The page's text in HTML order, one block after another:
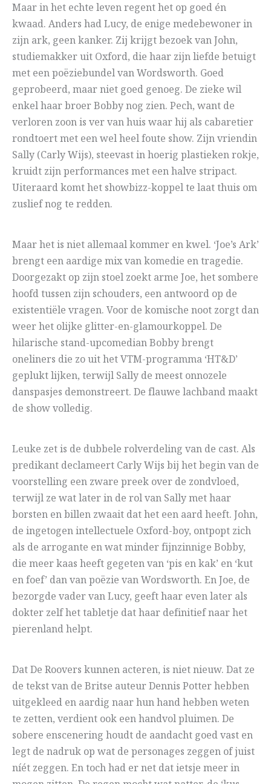
Maar in het echte leven regent het op goed én
kwaad. Anders had Lucy, de enige medebewoner in
zijn ark, geen kanker. Zij krijgt bezoek van John,
studiemakker uit Oxford, die haar zijn liefde betuigt
met een poëziebundel van Wordsworth. Goed
geprobeerd, maar niet goed genoeg. De zieke wil
enkel haar broer Bobby nog zien. Pech, want de
verloren zoon is ver van huis waar hij als cabaretier
rondtoert met een wel heel foute show. Zijn vriendin
Sally (Carly Wijs), steevast in hoerig plastieken rokje,
kruidt zijn performances met een halve stripact.
Uiteraard komt het showbizz-koppel te laat thuis om
zuslief nog te redden.
Maar het is niet allemaal kommer en kwel. ‘Joe’s Ark’
brengt een aardige mix van komedie en tragedie.
Doorgezakt op zijn stoel zoekt arme Joe, het sombere
hoofd tussen zijn schouders, een antwoord op de
existentiële vragen. Voor de komische noot zorgt dan
weer het olijke glitter-en-glamourkoppel. De
hilarische stand-upcomedian Bobby brengt
oneliners die zo uit het VTM-programma ‘HT&D’
geplukt lijken, terwijl Sally de meest onnozele
danspasjes demonstreert. De flauwe lachband maakt
de show volledig.
Leuke zet is de dubbele rolverdeling van de cast. Als
predikant declameert Carly Wijs bij het begin van de
voorstelling een zware preek over de zondvloed,
terwijl ze wat later in de rol van Sally met haar
borsten en billen zwaait dat het een aard heeft. John,
de ingetogen intellectuele Oxford-boy, ontpopt zich
als de arrogante en wat minder fijnzinnige Bobby,
die meer kaas heeft gegeten van ‘pis en kak’ en ‘kut
en foef’ dan van poëzie van Wordsworth. En Joe, de
bezorgde vader van Lucy, geeft haar even later als
dokter zelf het tabletje dat haar definitief naar het
pierenland helpt.
Dat De Roovers kunnen acteren, is niet nieuw. Dat ze
de tekst van de Britse auteur Dennis Potter hebben
uitgekleed en aardig naar hun hand hebben weten
te zetten, verdient ook een handvol pluimen. De
sobere enscenering houdt de aandacht goed vast en
legt de nadruk op wat de personages zeggen of juist
níét zeggen. En toch had er net dat ietsje meer in